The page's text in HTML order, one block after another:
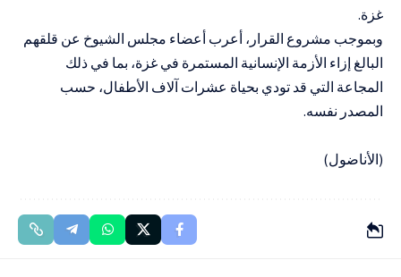
غزة.
وبموجب مشروع القرار، أعرب أعضاء مجلس الشيوخ عن قلقهم
البالغ إزاء الأزمة الإنسانية المستمرة في غزة، بما في ذلك
المجاعة التي قد تودي بحياة عشرات آلاف الأطفال، حسب
المصدر نفسه.
(الأناضول)